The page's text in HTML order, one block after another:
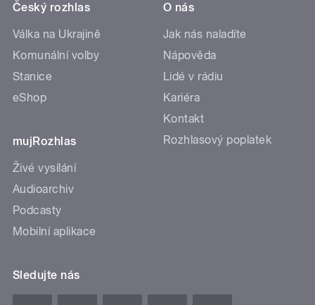
Český rozhlas
Válka na Ukrajině
Komunální volby
Stanice
eShop
mujRozhlas
Živé vysílání
Audioarchiv
Podcasty
Mobilní aplikace
O nás
Jak nás naladíte
Nápověda
Lidé v rádiu
Kariéra
Kontakt
Rozhlasový poplatek
Sledujte nás